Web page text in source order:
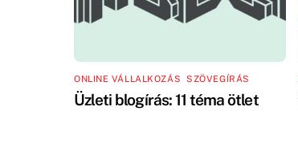
ONLINE VÁLLALKOZÁS ,SZÖVEGÍRÁS
Üzleti blogírás: 11 téma ötlet